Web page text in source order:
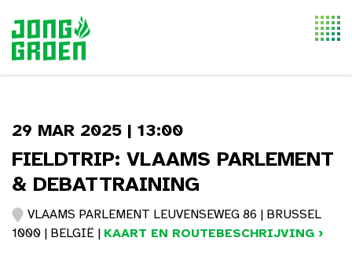
29 MAR 2025 | 13:00
FIELDTRIP: VLAAMS PARLEMENT
& DEBATTRAINING
VLAAMS PARLEMENT LEUVENSEWEG 86 | BRUSSEL
1000 | BELGIË | KAART EN ROUTEBESCHRIJVING ›